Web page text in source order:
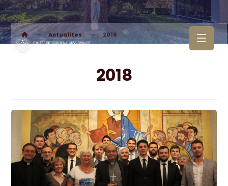
Actualites 2018
2018